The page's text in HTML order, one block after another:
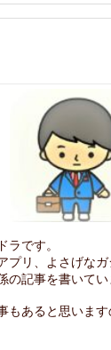
ラです。
プリ、よさげなガ
の記事を書いてい
もあると思いま